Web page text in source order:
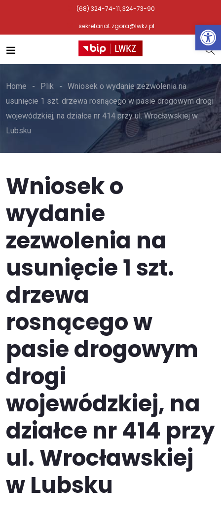
(68) 324-74-11, 324-73-90
sekretariat.zgora@lwkz.pl
Home Plik
Wniosek o wydanie zezwolenia na
usunięcie 1 szt. drzewa rosnącego w pasie drogowym drogi
wojewódzkiej, na działce nr 414 przy ul. Wrocławskiej w
Lubsku
Wniosek o
wydanie
zezwolenia na
usunięcie 1 szt.
drzewa
rosnącego w
pasie drogowym
drogi
wojewódzkiej, na
działce nr 414 przy
ul. Wrocławskiej
w Lubsku